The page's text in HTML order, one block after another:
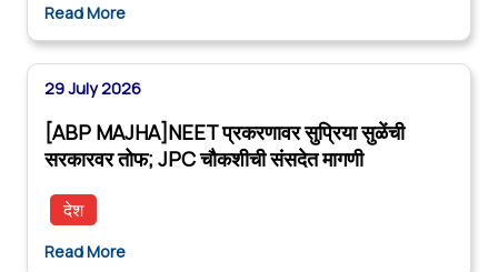
Read More
29 July 2026
[ABP MAJHA]NEET प्रकरणावर सुप्रिया सुळेंची
सरकारवर तोफ; JPC चौकशीची संसदेत मागणी
देश
Read More